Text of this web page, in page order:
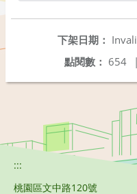
下架日期：
點閱數： 654 |
:::
桃園區文中路120號